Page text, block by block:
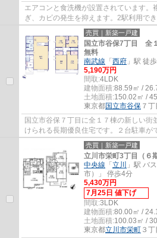
エアコンと食洗機が設置されています。
ぎ、カビの発生を抑えます。2駅利用で
です。クロゼット各洋室にありますので
売買｜新築一戸建
国立市谷保7丁目
無料
南武線 「 西府 」駅 徒
5,190万円
間取:4LDK
建物面積:88.59㎡ /
土地面積:150.02㎡ /
東京都国立市谷保 ７丁
国立市谷保７丁目に全１７棟の新しい街
けられる長期優良住宅です。２台駐車が
探しなら地元密着型のエージーホームに
売買｜新築一戸建
立川市栄町3丁目（
中央線 「 立川
」駅 バ
市）」 停歩4分
5,430万円
7月25日 値下げ
間取:3LDK
建物面積:80.00㎡ /
土地面積:100.03㎡ /
東京都立川市栄町 ３丁